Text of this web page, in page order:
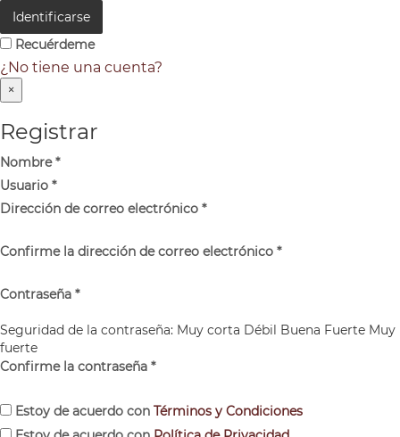
Identificarse
Recuérdeme
¿No tiene una cuenta?
×
Registrar
Nombre*
Usuario *
Dirección de correo electrónico *
Confirme la dirección de correo electrónico *
Contraseña *
Seguridad de la contraseña: Muy corta Débil Buena Fuerte Muy
fuerte
Confirme la contraseña *
Estoy de acuerdo con Términos y Condiciones